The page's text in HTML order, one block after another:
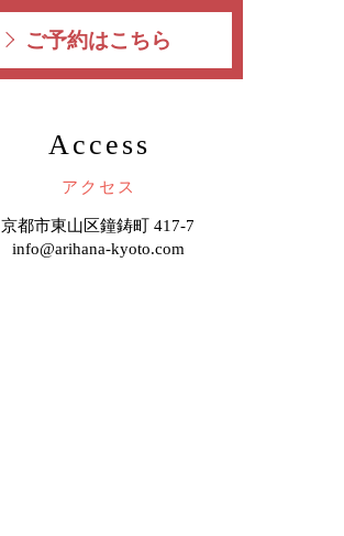
ご予約はこちら
Access
アクセス
京都市東山区鐘鋳町 417-7
info@arihana-kyoto.com